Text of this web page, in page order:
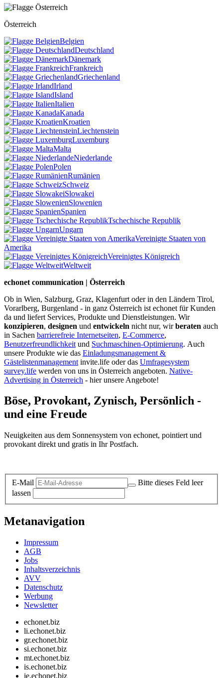
Österreich
Belgien
Deutschland
Dänemark
Frankreich
Griechenland
Irland
Island
Italien
Kanada
Kroatien
Liechtenstein
Luxemburg
Malta
Niederlande
Polen
Rumänien
Schweiz
Slowakei
Slowenien
Spanien
Tschechische Republik
Ungarn
Vereinigte Staaten von
Amerika
Vereinigtes Königreich
Weltweit
echonet communication | Österreich
Ob in Wien, Salzburg, Graz, Klagenfurt oder in den Ländern Tirol,
Vorarlberg, Burgenland - in ganz Österreich ist echonet für Kunden
da und liefert Services, Produkte und Dienstleistungen. Wir
konzipieren, designen und entwickeln nicht nur, wirberaten auch
in Sachen barrierefreie Internetseiten, E-Commerce,
Benutzerfreundlichkeit und Suchmaschinen-Optimierung. Auch
unsere Produkte wie das Einladungsmanagement &
Gästelistenmanagement invite.life oder das Umfragesystem
survey.life werden von uns in Österreich angeboten. Native-
Advertising in Österreich - hier unsere Angebote!
Böse, Provokant, Zynisch, Persönlich -
und eine Freude
Neuigkeiten aus dem Sonnensystem von echonet, pointiert und
provokant direkt und gratis in Ihr Postfach.
E-Mail
Bitte dieses Feld leer
lassen
Metanavigation
Impressum
AGB
Jobs
Inhaltsverzeichnis
AVV
Datenschutz
Werbung
Newsletter
echonet.biz
li.echonet.biz
gr.echonet.biz
si.echonet.biz
mt.echonet.biz
is.echonet.biz
ie.echonet.biz